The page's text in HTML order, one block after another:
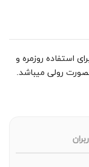
استفاده روزمره و
رولی میباشد.